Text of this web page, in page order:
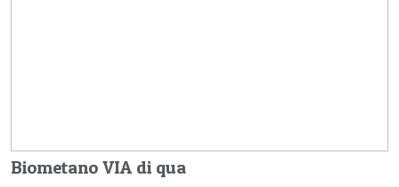
Biometano VIA di qua